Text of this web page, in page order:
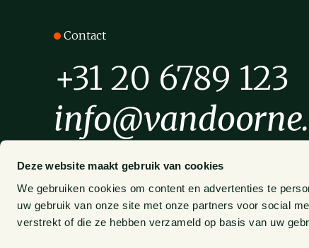
Deze website maakt gebruik van cookies
We gebruiken cookies om content en advertenties te
uw gebruik van onze site met onze partners voor social
verstrekt of die ze hebben verzameld op basis van uw
Contact
+31 20 6789 123
Amstelveenseweg 638
1081 JJ Amsterdam
Postbus 75265
Facebook
Instagram